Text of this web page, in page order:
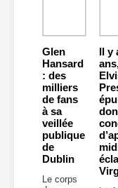
Glen
Hansard
: des
milliers
de fans
à sa
veillée
publique
de
Dublin
Le corps
Il y